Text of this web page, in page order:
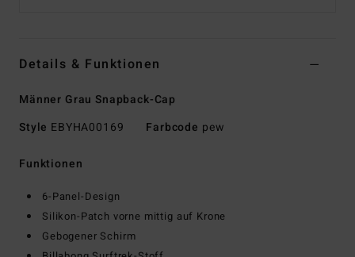
Details & Funktionen
Männer Grau Snapback-Cap
Style EBYHA00169 Farbcode pew
Funktionen
6-Panel-Design
Silikon-Patch vorne mittig auf Krone
Gebogener Schirm